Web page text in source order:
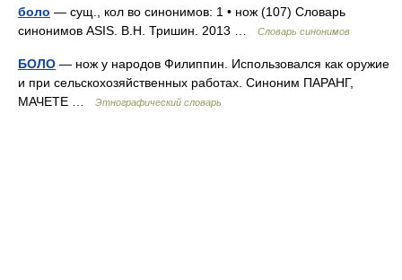
боло — сущ., кол во синонимов: 1 • нож (107) Словарь
синонимов ASIS. В.Н. Тришин. 2013 …
Словарь синонимов
БОЛО — нож у народов Филиппин. Использовался как оружие
и при сельскохозяйственных работах. Синоним ПАРАНГ,
МАЧЕТЕ …
Этнографический словарь